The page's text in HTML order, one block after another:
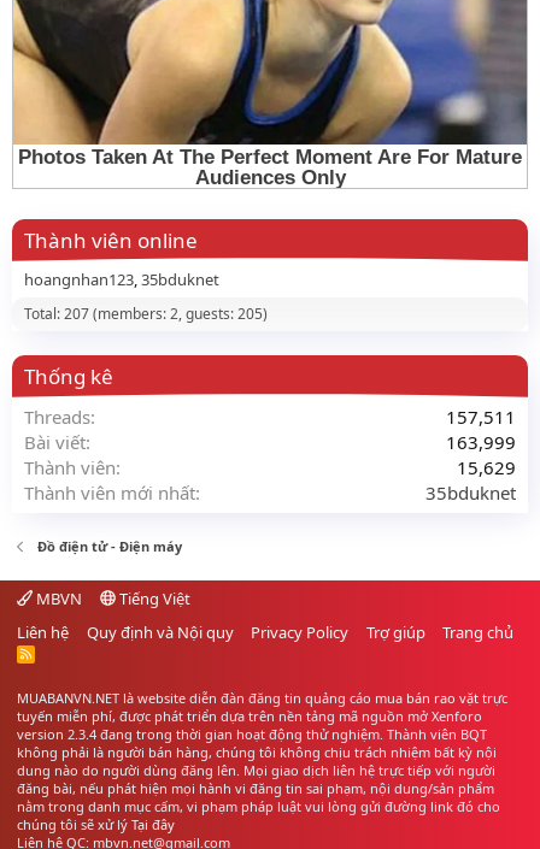
Thành viên online
hoangnhan123 35bduknet
Total: 207 (members: 2, guests: 205)
Thống kê
Threads
157,511
Bài viết
163,999
Thành viên
15,629
Thành viên mới nhất
35bduknet
Đồ điện tử - Điện máy
MBVN
Tiếng Việt
Liên hệ
Quy định và Nội quy Privacy Policy Trợ giúp Trang chủ
R
S
MUABANVN.NET là website diễn đàn đăng tin quảng cáo mua bán rao vặt trực
tuyến miễn phí, được phát triển dựa trên nền tảng mã nguồn mở Xenforo
version 2.3.4 đang trong thời gian hoạt động thử nghiệm. Thành viên BQT
không phải là người bán hàng, chúng tôi không chịu trách nhiệm bất kỳ nội
dung nào do người dùng đăng lên. Mọi giao dịch liên hệ trực tiếp với người
đăng bài, nếu phát hiện mọi hành vi đăng tin sai phạm, nội dung/sản phẩm
nằm trong danh mục cấm, vi phạm pháp luật vui lòng gửi đường link đó cho
chúng tôi sẽ xử lý Tại đây
Liên hệ QC: mbvn.net@gmail.com